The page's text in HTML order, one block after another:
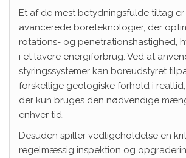
Et af de mest betydningsfulde tiltag
avancerede boreteknologier, der
rotations- og penetrationshastighed,
i et lavere energiforbrug. Ved at
styringssystemer kan boreudstyret
forskellige geologiske forhold i realtid,
der kun bruges den nødvendige
enhver tid.
Desuden spiller vedligeholdelse en
regelmæssig inspektion og